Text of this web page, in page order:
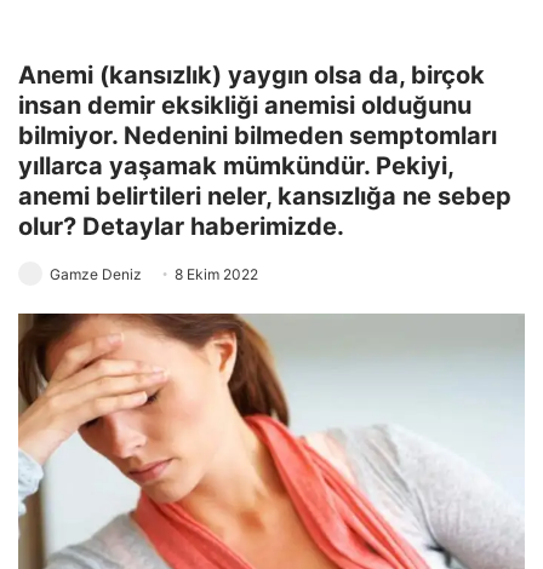
Anemi (kansızlık) yaygın olsa da, birçok
insan demir eksikliği anemisi olduğunu
bilmiyor. Nedenini bilmeden semptomları
yıllarca yaşamak mümkündür. Pekiyi,
anemi belirtileri neler, kansızlığa ne sebep
olur? Detaylar haberimizde.
Gamze Deniz 8 Ekim 2022